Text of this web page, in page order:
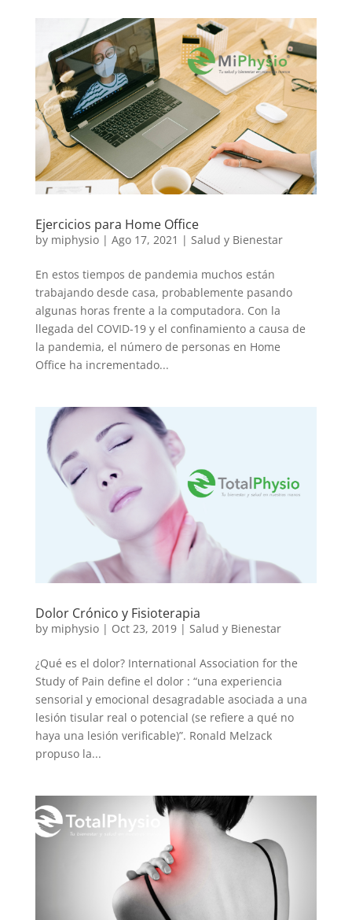
Ejercicios para Home Office
by miphysio| Ago 17, 2021 | Salud y Bienestar
En estos tiempos de pandemia muchos están
trabajando desde casa, probablemente pasando
algunas horas frente a la computadora. Con la
llegada del COVID-19 y el confinamiento a causa de
la pandemia, el número de personas en Home
Office ha incrementado...
Dolor Crónico y Fisioterapia
by miphysio| Oct 23, 2019| Salud y Bienestar
¿Qué es el dolor? International Association for the
Study of Pain define el dolor : “una experiencia
sensorial y emocional desagradable asociada a una
lesión tisular real o potencial (se refiere a qué no
haya una lesión verificable)”. Ronald Melzack
propuso la...